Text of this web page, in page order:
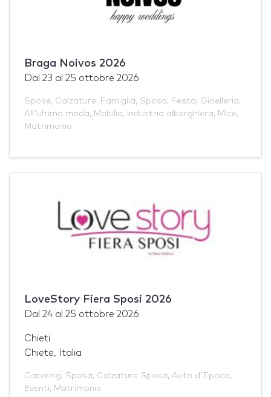
Braga Noivos 2026
Dal 23 al 25 ottobre 2026
Spose, Calzature, Famiglia, Sposa, Festa, Gioelleria,
All'ultima moda, Mobilia, Industria alberghiera, Mice,
Matrimonio
LoveStory Fiera Sposi 2026
Dal 24 al 25 ottobre 2026
Chieti
Chiete, Italia
Catering, Sposa, Calzature Sposa, Auto d'Epoca,
Eventi, Matrimonio